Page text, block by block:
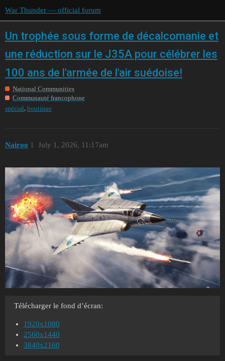
War Thunder — official forum
Un trophée sous forme de décalcomanie et
une réduction sur le J35A pour célébrer les
100 ans de l'armée de l'air suédoise!
National Communities
Communauté francophone
spécial boutique
Nairoo July 1, 2026, 11:17am
1
Télécharger le fond d’écran:
1920x1080
2560x1440
3840x2160